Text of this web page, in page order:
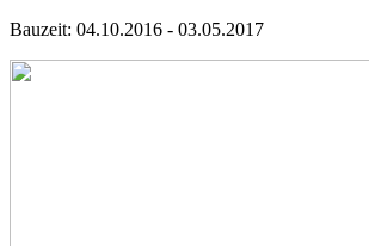
Bauzeit: 04.10.2016 - 03.05.2017